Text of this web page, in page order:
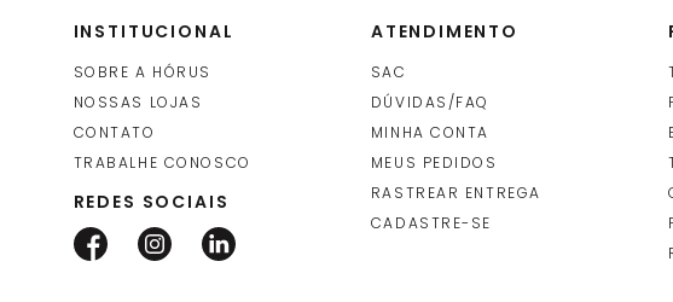
INSTITUCIONAL
SOBRE A HÓRUS
NOSSAS LOJAS
CONTATO
TRABALHE CONOSCO
REDES SOCIAIS
ATENDIMENTO
SAC
DÚVIDAS/FAQ
MINHA CONTA
MEUS PEDIDOS
RASTREAR ENTREGA
CADASTRE-SE